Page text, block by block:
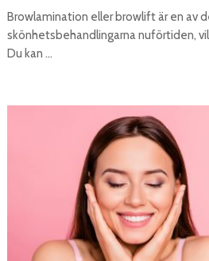
Browlamination eller browlift är en av
skönhetsbehandlingarna nuförtiden,
Du kan …